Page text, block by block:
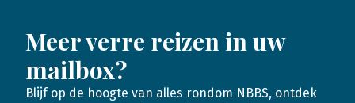
Meer verre reizen in uw
mailbox?
Blijf op de hoogte van alles rondom NBBS, ontdek